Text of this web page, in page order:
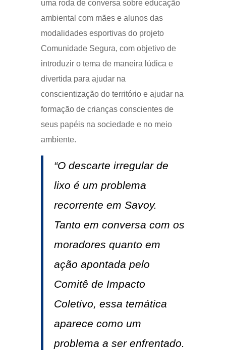
uma roda de conversa sobre educação
ambiental com mães e alunos das
modalidades esportivas do projeto
Comunidade Segura, com objetivo de
introduzir o tema de maneira lúdica e
divertida para ajudar na
conscientização do território e ajudar na
formação de crianças conscientes de
seus papéis na sociedade e no meio
ambiente.
“O descarte irregular de
lixo é um problema
recorrente em Savoy.
Tanto em conversa com os
moradores quanto em
ação apontada pelo
Comitê de Impacto
Coletivo, essa temática
aparece como um
problema a ser enfrentado.